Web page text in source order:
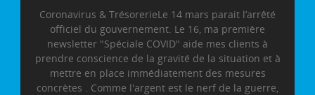
Coronavirus & TrésorerieLe 14 mars parait l’arrêté
officiel du gouvernement. Le 16, ma première
newsletter "Spéciale COVID" aide mes clients à
prendre conscience de la gravité de la situation et à
mettre en place immédiatement des mesures
concrètes . Comme l'argent est le nerf de la guerre,